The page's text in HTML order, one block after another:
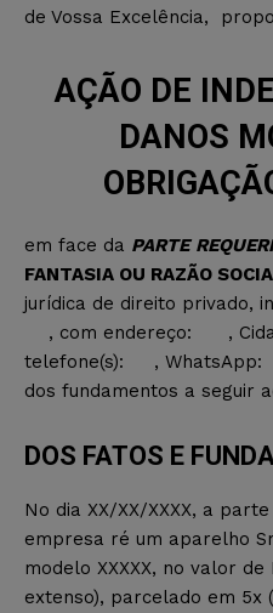
de Vossa Excelência,
AÇÃO DE
DANOS
em face da PARTE
FANTASIA OU RAZÃO
jurídica de direito privado,
, com endereço: ,
telefone(s):
, WhatsApp:
dos fundamentos a seguir
DOS FATOS E
No dia XX/XX/XXXX, a
empresa ré um aparelho
modelo XXXXX, no valor de
extenso), parcelado em 5x